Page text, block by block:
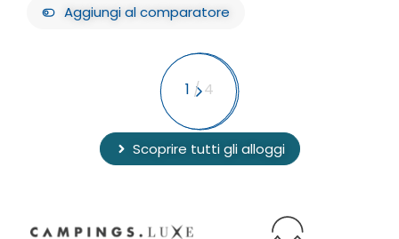
Aggiungial comparatore
1 /4
Scoprire tutti gli alloggi